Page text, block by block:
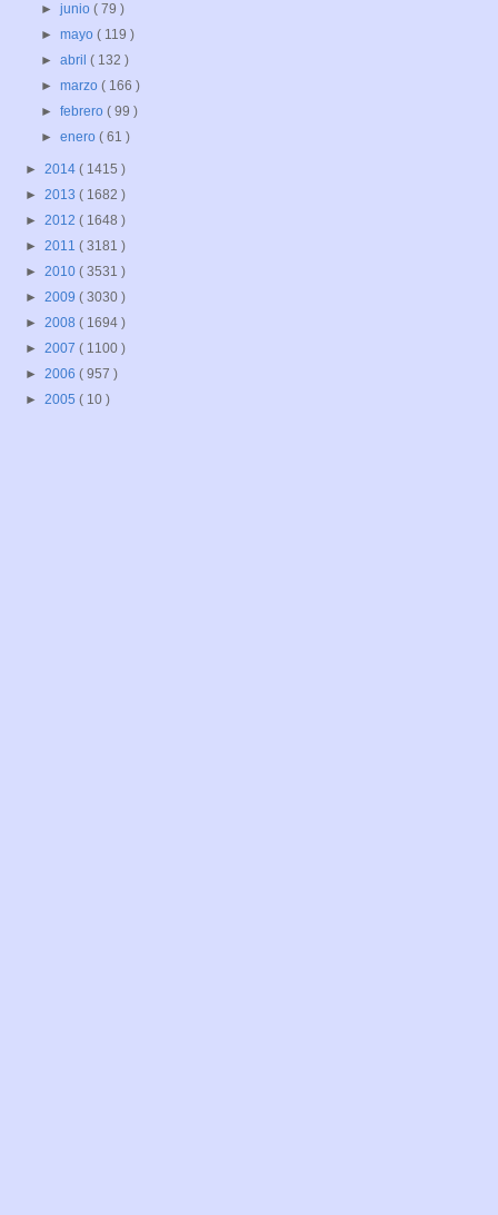
►junio( 79 )
►mayo( 119 )
►abril( 132 )
►marzo( 166 )
►febrero( 99 )
►enero( 61 )
► 2014 ( 1415 )
► 2013 ( 1682 )
► 2012 ( 1648 )
► 2011 ( 3181 )
► 2010 ( 3531 )
► 2009 ( 3030 )
► 2008 ( 1694 )
► 2007 ( 1100 )
► 2006 ( 957 )
► 2005 ( 10 )